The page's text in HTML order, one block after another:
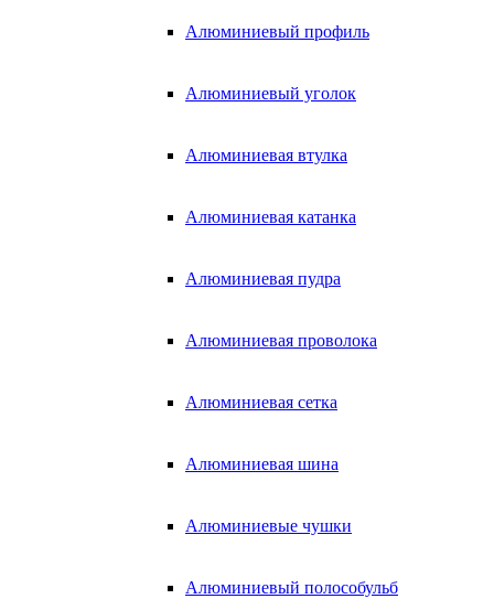
Алюминиевый профиль
Алюминиевый уголок
Алюминиевая втулка
Алюминиевая катанка
Алюминиевая пудра
Алюминиевая проволока
Алюминиевая сетка
Алюминиевая шина
Алюминиевые чушки
Алюминиевый полособульб